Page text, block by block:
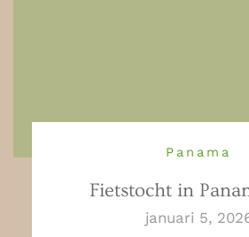
Panama
Fietstocht in
januari 5,